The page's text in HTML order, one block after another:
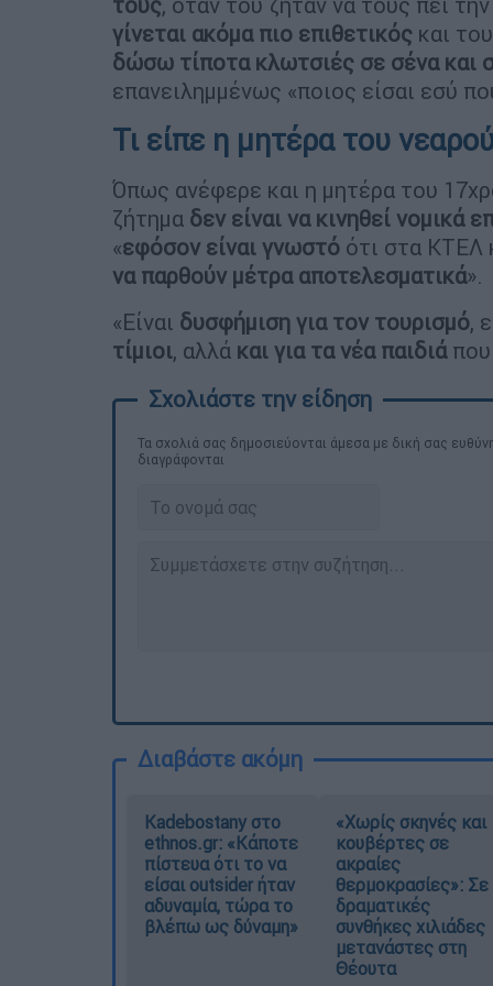
γίνεται ακόμα πιο επιθετικός και
δώσω τίποτα κλωτσιές σε σένα και
επανειλημμένως «ποιος είσαι εσύ
Τι είπε η μητέρα του
Όπως ανέφερε και η μητέρα του
ζήτημα δεν είναι να κινηθεί νομικά
«εφόσον είναι γνωστό ότι στα ΚΤΕΛ
να παρθούν μέτρα αποτελεσματικά».
«Είναι δυσφήμιση για τον τουρισμό,
τίμιοι, αλλά και για τα νέα παιδιάπου
Τα σχολιά σας δημοσιεύονται άμεσα με δική σας
διαγράφονται
Διαβάστε ακόμη
Kadebostany στο
ethnos.gr: «Κάποτε
πίστευα ότι το να
είσαι outsider ήταν
αδυναμία, τώρα το
βλέπω ως δύναμη»
«Χωρίς σκηνές και
κουβέρτες σε
ακραίες
θερμοκρασίες»: Σε
δραματικές
συνθήκες χιλιάδες
μετανάστες στη
Θέουτα